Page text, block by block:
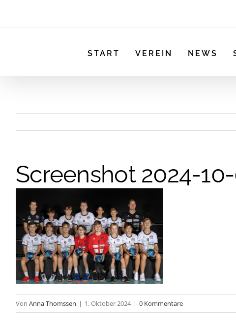
START VEREIN NEWS
Screenshot 2024-
Von Anna Thomssen | 1. Oktober 2024 | 0 Kommentare